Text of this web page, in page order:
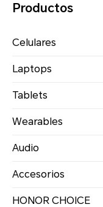
Productos
Celulares
Laptops
Tablets
Wearables
Audio
Accesorios
HONOR CHOICE